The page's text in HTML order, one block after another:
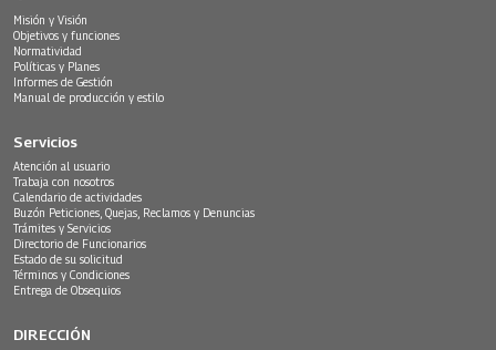
Misión y Visión
Objetivos y funciones
Normatividad
Políticas y Planes
Informes de Gestión
Manual de producción y estilo
Servicios
Atención al usuario
Trabaja con nosotros
Calendario de actividades
Buzón Peticiones, Quejas, Reclamos y Denuncias
Trámites y Servicios
Directorio de Funcionarios
Estado de su solicitud
Términos y Condiciones
Entrega de Obsequios
DIRECCIÓN